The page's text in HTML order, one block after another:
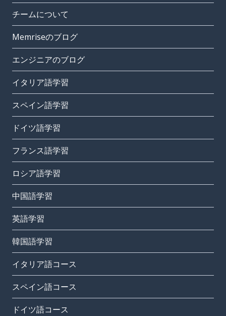
チームについて
Memriseのブログ
エンジニアのブログ
イタリア語学習
スペイン語学習
ドイツ語学習
フランス語学習
ロシア語学習
中国語学習
英語学習
韓国語学習
イタリア語コース
スペイン語コース
ドイツ語コース